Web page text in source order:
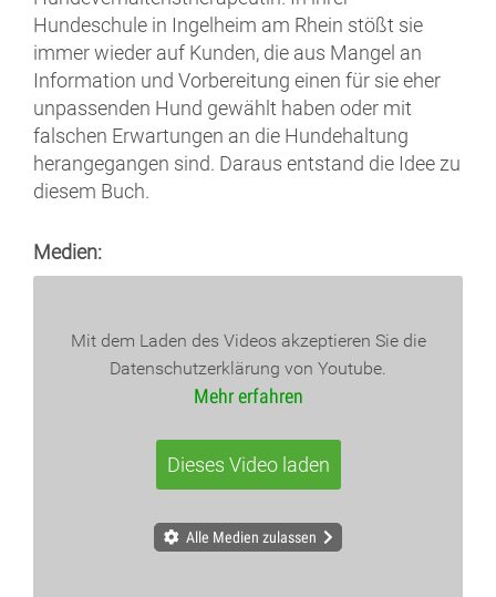
Hundeschule in Ingelheim am Rhein stößt sie
immer wieder auf Kunden, die aus Mangel an
Information und Vorbereitung einen für sie eher
unpassenden Hund gewählt haben oder mit
falschen Erwartungen an die Hundehaltung
herangegangen sind. Daraus entstand die Idee zu
diesem Buch.
Medien:
Mit dem Laden des Videos akzeptieren Sie die
Datenschutzerklärung von Youtube.
Mehr erfahren
Dieses Video laden
Alle Medien zulassen